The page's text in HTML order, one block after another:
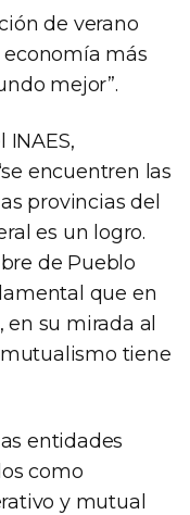
de verano
más
mejor”.
encuentren las
provincias del
es un logro.
de Pueblo
que en
su mirada al
tiene
entidades
como
y mutual